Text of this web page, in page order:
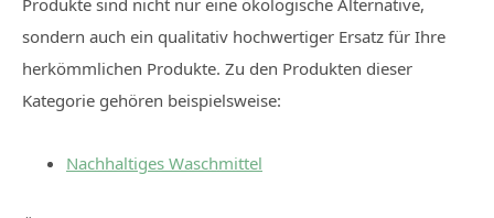
Produkte sind nicht nur eine ökologische Alternative,
sondern auch ein qualitativ hochwertiger Ersatz für Ihre
herkömmlichen Produkte. Zu den Produkten dieser
Kategorie gehören beispielsweise:
Nachhaltiges Waschmittel